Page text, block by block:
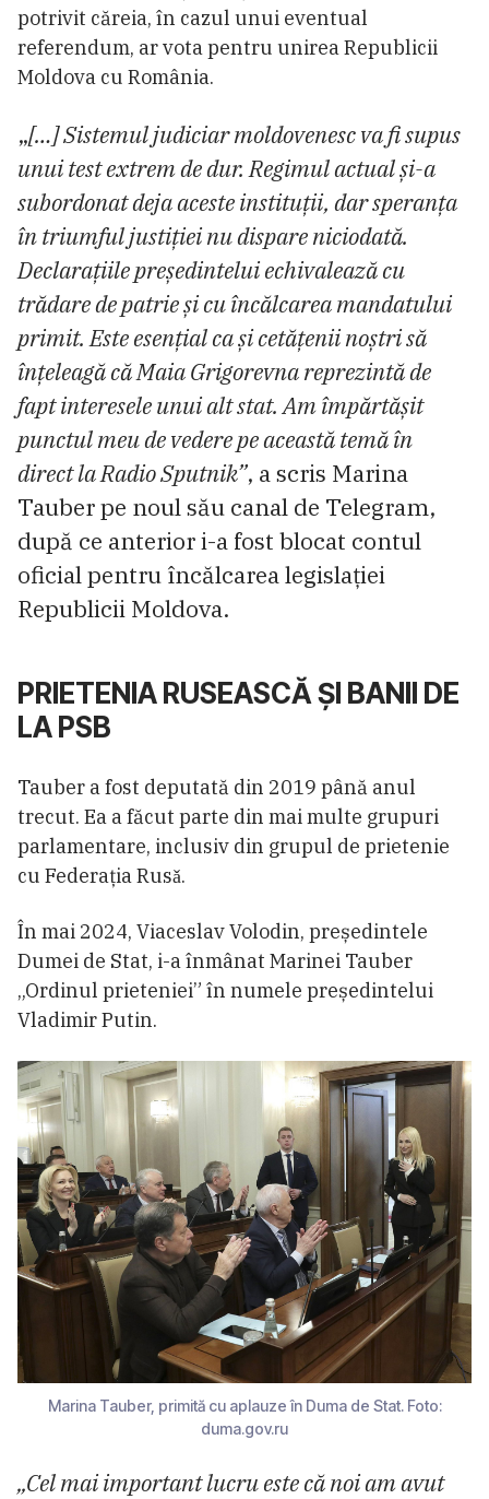
potrivit căreia, în cazul unui eventual
referendum, ar vota pentru unirea Republicii
Moldova cu România.
„[…] Sistemul judiciar moldovenesc va fi supus
unui test extrem de dur. Regimul actual și-a
subordonat deja aceste instituții, dar speranța
în triumful justiției nu dispare niciodată.
Declarațiile președintelui echivalează cu
trădare de patrie și cu încălcarea mandatului
primit. Este esențial ca și cetățenii noștri să
înțeleagă că Maia Grigorevna reprezintă de
fapt interesele unui alt stat. Am împărtășit
punctul meu de vedere pe această temă în
direct la Radio Sputnik”, a scris Marina
Tauber pe noul său canal de Telegram,
după ce anterior i-a fost blocat contul
oficial pentru încălcarea legislației
Republicii Moldova.
PRIETENIA RUSEASCĂ ȘI BANII DE
LA PSB
Tauber a fost deputată din 2019 până anul
trecut. Ea a făcut parte din mai multe grupuri
parlamentare, inclusiv din grupul de prietenie
cu Federația Rusǎ.
În mai 2024, Viaceslav Volodin, președintele
Dumei de Stat, i-a înmânat Marinei Tauber
„Ordinul prieteniei” în numele președintelui
Vladimir Putin.
Marina Tauber, primită cu aplauze în Duma de Stat. Foto:
duma.gov.ru
„Cel mai important lucru este că noi am avut